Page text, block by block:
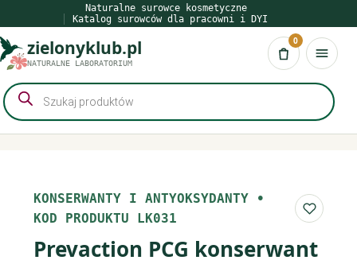
do
treści
Naturalne surowce kosmetyczne
Katalog surowców dla pracowni i DYI
zielonyklub.pl
NATURALNE LABORATORIUM Koszyk
0
Wyszukiwarka
produktów
KONSERWANTY I ANTYOKSYDANTY •
KOD PRODUKTU LK031
Do
Prevaction PCG konserwant